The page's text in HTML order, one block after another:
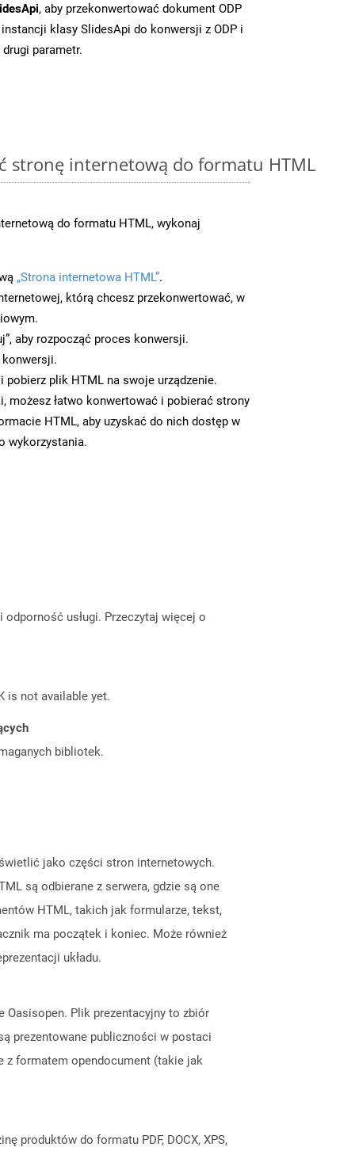
, aby przekonwertować dokument ODP
instancji klasy SlidesApi do konwersji z ODP i
parametr.
stronę internetową do formatu HTML
do formatu HTML, wykonaj
„Strona internetowa HTML”.
którą chcesz przekonwertować, w
aby rozpocząć proces konwersji.
konwersji.
pobierz plik HTML na swoje urządzenie.
możesz łatwo konwertować i pobierać strony
HTML, aby uzyskać do nich dostęp w
wykorzystania.
usługi. Przeczytaj więcej o
is not available yet.
bibliotek.
jako części stron internetowych.
są odbierane z serwera, gdzie są one
HTML, takich jak formularze, tekst,
ma początek i koniec. Może również
układu.
Oasisopen. Plik prezentacyjny to zbiór
prezentowane publiczności w postaci
z formatem opendocument (takie jak
produktów do formatu PDF, DOCX, XPS,